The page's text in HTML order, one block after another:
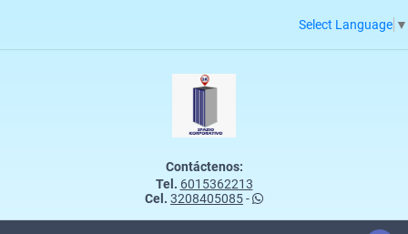
Select Language ▼
Contáctenos:
Tel. 6015362213
Cel. 3208405085-